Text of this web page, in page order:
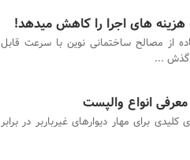
های اجرا را کاهش میدهد!
از مصالح ساختمانی نوین با سرعت قابل
گذش ...
انواع والپست
برای مهار دیوارهای غیرباربر در برابر